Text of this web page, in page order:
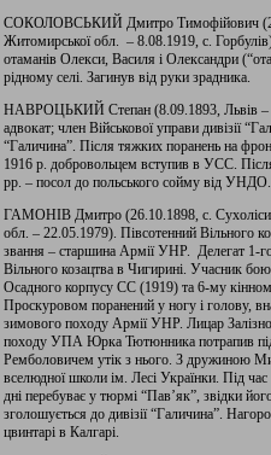
СОКОЛОВСЬКИЙ Дмитро Тимофійович
Житомирської обл. – 8.08.1919, с.
отаманів Олекси, Василя і Олександри
рідному селі. Загинув від руки зрадника.
НАВРОЦЬКИЙ Степан (8.09.1893, Львів –
адвокат; член Військової управи дивізії
“Галичина”. Після тяжких поранень на
1916 р. добровольцем вступив в УСС.
рр. – посол до польського сойму від
ГАМОНІВ Дмитро (26.10.1898, с. Сухоліси
обл. – 22.05.1979). Півсотенний Вільного
звання­ – старшина Армії УНР. Делегат 1-го
Вільного козацтва в Чигирині. Учасник
Осадного корпусу СС (1919) та 6-му
Проскуровом поранений у ногу і голову,
зимового походу Армії УНР. Лицар
походу УПА Юрка Тютюнника потрапив
Ремболовичем утік з нього. З дружиною
вселюдної школи ім. Лесі Українки. Під час
дні перебуває у тюрмі “Пав’як”, звідки
зголошується до дивізії “Галичина”.
цвинтарі в Калгарі.